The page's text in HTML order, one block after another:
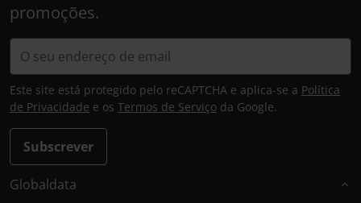
promoções.
Subscrever
Este site está protegido pelo reCAPTCHA e aplica-se a Política
de Privacidade e os Termos de Serviço da Google.
Globaldata